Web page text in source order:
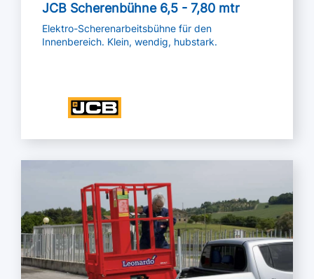
JCB Scherenbühne 6,5 - 7,80 mtr
Elektro-Scherenarbeitsbühne für den
Innenbereich. Klein, wendig, hubstark.